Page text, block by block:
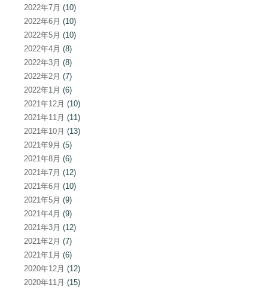
2022年7月 (10)
2022年6月 (10)
2022年5月 (10)
2022年4月 (8)
2022年3月 (8)
2022年2月 (7)
2022年1月 (6)
2021年12月 (10)
2021年11月 (11)
2021年10月 (13)
2021年9月 (5)
2021年8月 (6)
2021年7月 (12)
2021年6月 (10)
2021年5月 (9)
2021年4月 (9)
2021年3月 (12)
2021年2月 (7)
2021年1月 (6)
2020年12月 (12)
2020年11月 (15)